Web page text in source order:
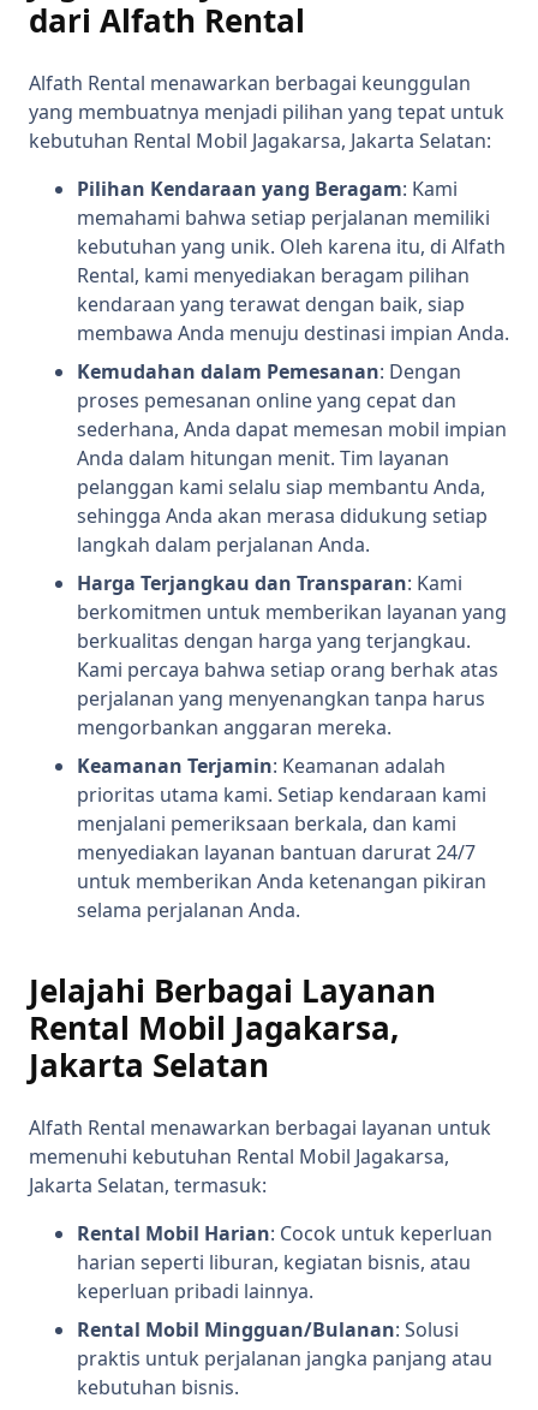
dari Alfath Rental
Alfath Rental menawarkan berbagai keunggulan
yang membuatnya menjadi pilihan yang tepat untuk
kebutuhan Rental Mobil Jagakarsa, Jakarta Selatan:
Pilihan Kendaraan yang Beragam: Kami
memahami bahwa setiap perjalanan memiliki
kebutuhan yang unik. Oleh karena itu, di Alfath
Rental, kami menyediakan beragam pilihan
kendaraan yang terawat dengan baik, siap
membawa Anda menuju destinasi impian Anda.
Kemudahan dalam Pemesanan: Dengan
proses pemesanan online yang cepat dan
sederhana, Anda dapat memesan mobil impian
Anda dalam hitungan menit. Tim layanan
pelanggan kami selalu siap membantu Anda,
sehingga Anda akan merasa didukung setiap
langkah dalam perjalanan Anda.
Harga Terjangkau dan Transparan: Kami
berkomitmen untuk memberikan layanan yang
berkualitas dengan harga yang terjangkau.
Kami percaya bahwa setiap orang berhak atas
perjalanan yang menyenangkan tanpa harus
mengorbankan anggaran mereka.
Keamanan Terjamin: Keamanan adalah
prioritas utama kami. Setiap kendaraan kami
menjalani pemeriksaan berkala, dan kami
menyediakan layanan bantuan darurat 24/7
untuk memberikan Anda ketenangan pikiran
selama perjalanan Anda.
Jelajahi Berbagai Layanan
Rental Mobil Jagakarsa,
Jakarta Selatan
Alfath Rental menawarkan berbagai layanan untuk
memenuhi kebutuhan Rental Mobil Jagakarsa,
Jakarta Selatan, termasuk:
Rental Mobil Harian: Cocok untuk keperluan
harian seperti liburan, kegiatan bisnis, atau
keperluan pribadi lainnya.
Rental Mobil Mingguan/Bulanan: Solusi
praktis untuk perjalanan jangka panjang atau
kebutuhan bisnis.